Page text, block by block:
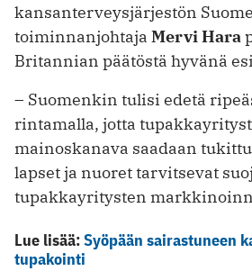
kansanterveysjärjestön
toiminnanjohtaja Mervi Hara
Britannian päätöstä hyvänä
– Suomenkin tulisi edetä
rintamalla, jotta
mainoskanava saadaan
lapset ja nuoret tarvitsevat
tupakkayritysten
Lue lisää:Syöpään sairastuneen
tupakointi